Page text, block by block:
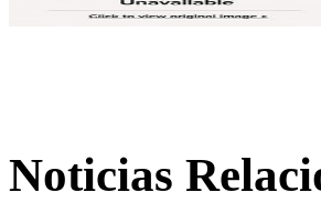
Noticias